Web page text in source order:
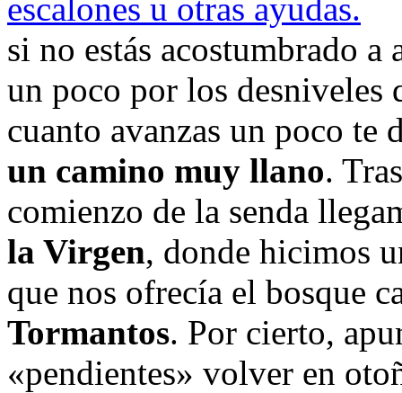
si no estás acostumbrado a
un poco por los desniveles
cuanto avanzas un poco te
un camino muy llano.
comienzo de la senda
la Virgen, donde hicimos
que nos ofrecía el bosque
Tormantos. Por cierto,
«pendientes» volver en